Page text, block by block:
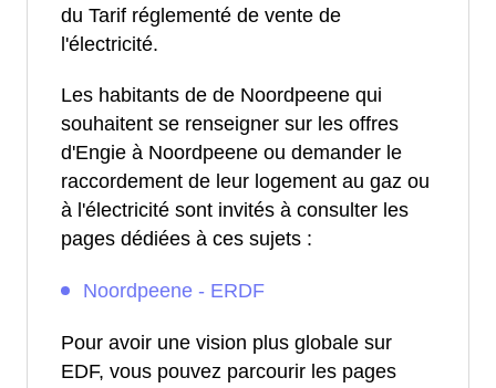
du Tarif réglementé de vente de
l'électricité.
Les habitants de de Noordpeene qui
souhaitent se renseigner sur les offres
d'Engie à Noordpeene ou demander le
raccordement de leur logement au gaz ou
à l'électricité sont invités à consulter les
pages dédiées à ces sujets :
Noordpeene - ERDF
Pour avoir une vision plus globale sur
EDF, vous pouvez parcourir les pages